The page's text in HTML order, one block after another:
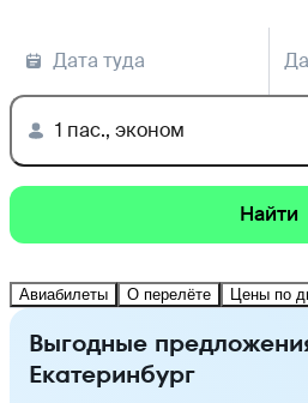
Дата туда
1 пас., эконом
Найти
Авиабилеты О перелёте Цены по
Выгодные
Екатеринбург